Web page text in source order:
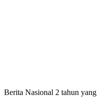
Berita Nasional 2 tahun